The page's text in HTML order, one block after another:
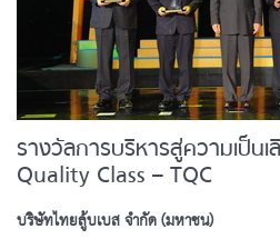
รางวัลการบริหารสู่ความเป็น
Quality Class – TQC
บริษัทไทยลู้บเบส จำกัด (มหาชน)